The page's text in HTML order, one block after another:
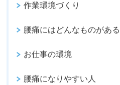
作業環境づくり
腰痛にはどんなものがある
お仕事の環境
腰痛になりやすい人